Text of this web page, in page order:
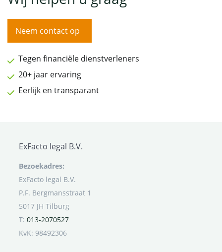
Neem contact op
Tegen financiële dienstverleners
20+ jaar ervaring
Eerlijk en transparant
ExFacto legal B.V.
Bezoekadres:
ExFacto legal B.V.
P.F. Bergmansstraat 1
5017 JH Tilburg
T: 013-2070527
KvK: 98492306